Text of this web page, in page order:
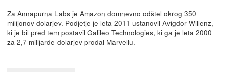
Za Annapurna Labs je Amazon domnevno odštel okrog 350
milijonov dolarjev. Podjetje je leta 2011 ustanovil Avigdor Willenz,
ki je bil pred tem postavil Galileo Technologies, ki ga je leta 2000
za 2,7 milijarde dolarjev prodal Marvellu.